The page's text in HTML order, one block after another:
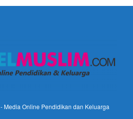
- Media Online Pendidikan dan Keluarga